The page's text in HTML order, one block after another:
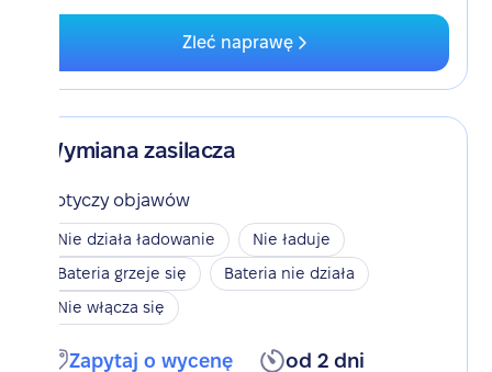
Zleć naprawę
Wymiana zasilacza
Dotyczy objawów
Nie działa ładowanie
Nie ładuje
Bateria grzeje się
Bateria nie działa
Nie włącza się
Zapytaj o wycenę od 2 dni